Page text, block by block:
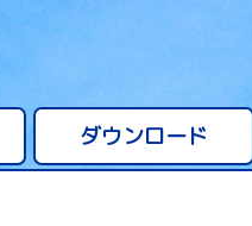
ダウンロード